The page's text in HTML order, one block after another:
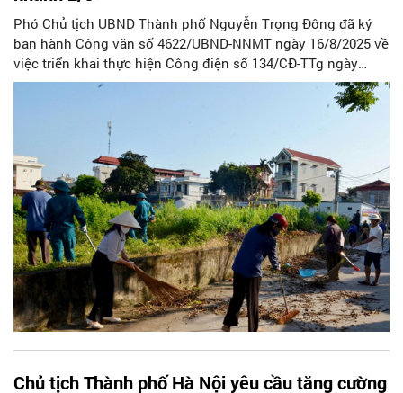
Phó Chủ tịch UBND Thành phố Nguyễn Trọng Đông đã ký
ban hành Công văn số 4622/UBND-NNMT ngày 16/8/2025 về
việc triển khai thực hiện Công điện số 134/CĐ-TTg ngày
13/8/2025 của Thủ tướng Chính phủ.
Chủ tịch Thành phố Hà Nội yêu cầu tăng cường